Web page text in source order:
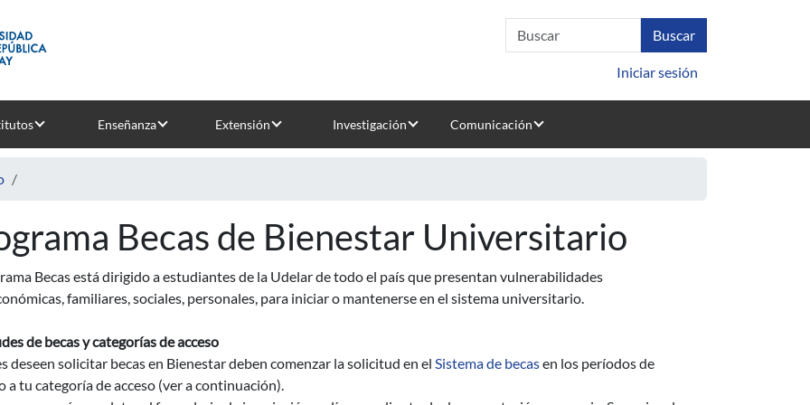
Iniciar sesión
Enseñanza Extensión Investigación Comunicación
Becas de Bienestar Universitario
Becas está dirigido a estudiantes de la Udelar de todo el país que presentan vulnerabilidades
familiares, sociales, personales, para iniciar o mantenerse en el sistema universitario.
de becas y categorías de acceso
deseen solicitar becas en Bienestar deben comenzar la solicitud en el Sistema de becasen los períodos de
a tu categoría de acceso (ver a continuación).